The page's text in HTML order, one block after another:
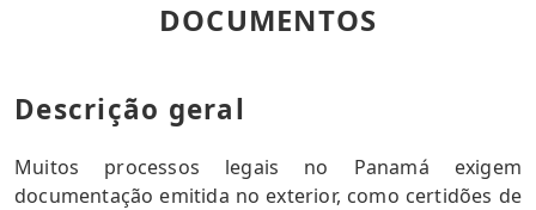
DOCUMENTOS
Descrição geral
Muitos processos legais no Panamá exigem
documentação emitida no exterior, como certidões de